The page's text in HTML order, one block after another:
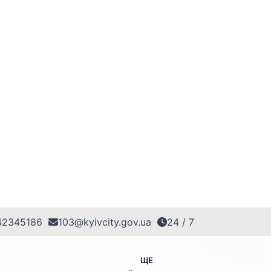
103@kyivcity.gov.ua 24 / 7
ЩЕ